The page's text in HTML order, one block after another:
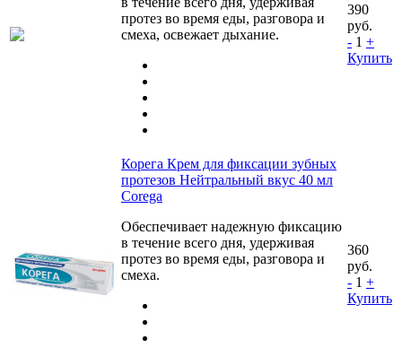
протез во время еды, разговора и
смеха, освежает дыхание.
390
руб.
- 1 +
Купить
Корега Крем для фиксации зубных
протезов Нейтральный вкус 40 мл
Corega
Обеспечивает надежную фиксацию
в течение всего дня, удерживая
протез во время еды, разговора и
смеха.
360
руб.
- 1 +
Купить